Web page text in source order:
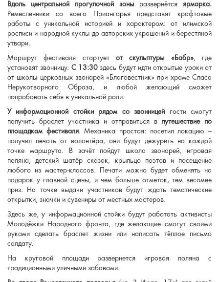
Вдоль центральной прогулочной зоны развернётся ярмарка.
Ремесленники со всего Приангарья представят крафтовые
работы с уникальной историей и характером: от илимской
росписи и народной куклы до авторских украшений и берестяной
утвари.
Маршрут фестиваля стартует от скульптуры «Бабр», где
установят звонницу. С 13:30здесь будут идти открытые уроки от
от школы церковных звонарей «Благовестник» при храме Спаса
Нерукотворного Образа, и любой желающий сможет
попробовать себя в уникальной роли.
У информационной стойки рядом со звонницей гости смогут
получить браслет участника и отправиться в путешествие по
площадкам фестиваля. Механика простая: посетил локацию –
получил печать от волонтёра, они будут дежурить на каждой
точке маршрута. В зачёт пойдут школа звонарей, игровая
поляна, детский шатёр сказок, крыльцо поэтов и посещение
любого из мастер-классов. Печати можно будет обменять на
подарок у главной сцены, и чем больше отметок, тем весомее
приз. На точке выдачи участников будут ждать тематические
открытки, значки и сувениры от местных мастеров.
Здесь же, у информационной стойки будут работать активисты
Молодёжки Народного фронта, где желающие смогут своими
руками сделать браслет жизни или написать тёплое письмо
солдату.
На круговой площади развернется игровая поляна с
традиционными уличными забавами.